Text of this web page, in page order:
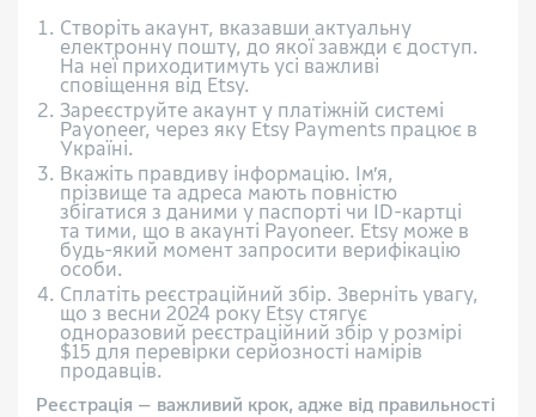
Створіть акаунт, вказавши актуальну
електронну пошту, до якої завжди є доступ.
На неї приходитимуть усі важливі
сповіщення від Etsy.
Зареєструйте акаунт у платіжній системі
Payoneer, через яку Etsy Payments працює в
Україні.
Вкажіть правдиву інформацію. Ім’я,
прізвище та адреса мають повністю
збігатися з даними у паспорті чи ID-картці
та тими, що в акаунті Payoneer. Etsy може в
будь-який момент запросити верифікацію
особи.
Сплатіть реєстраційний збір. Зверніть увагу,
що з весни 2024 року Etsy стягує
одноразовий реєстраційний збір у розмірі
$15 для перевірки серйозності намірів
продавців.
Реєстрація — важливий крок, адже від правильності